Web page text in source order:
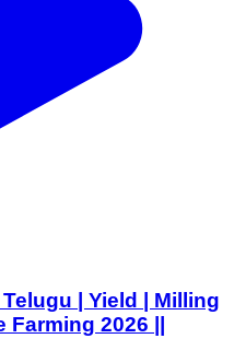
| Yield | Milling
2026 ||